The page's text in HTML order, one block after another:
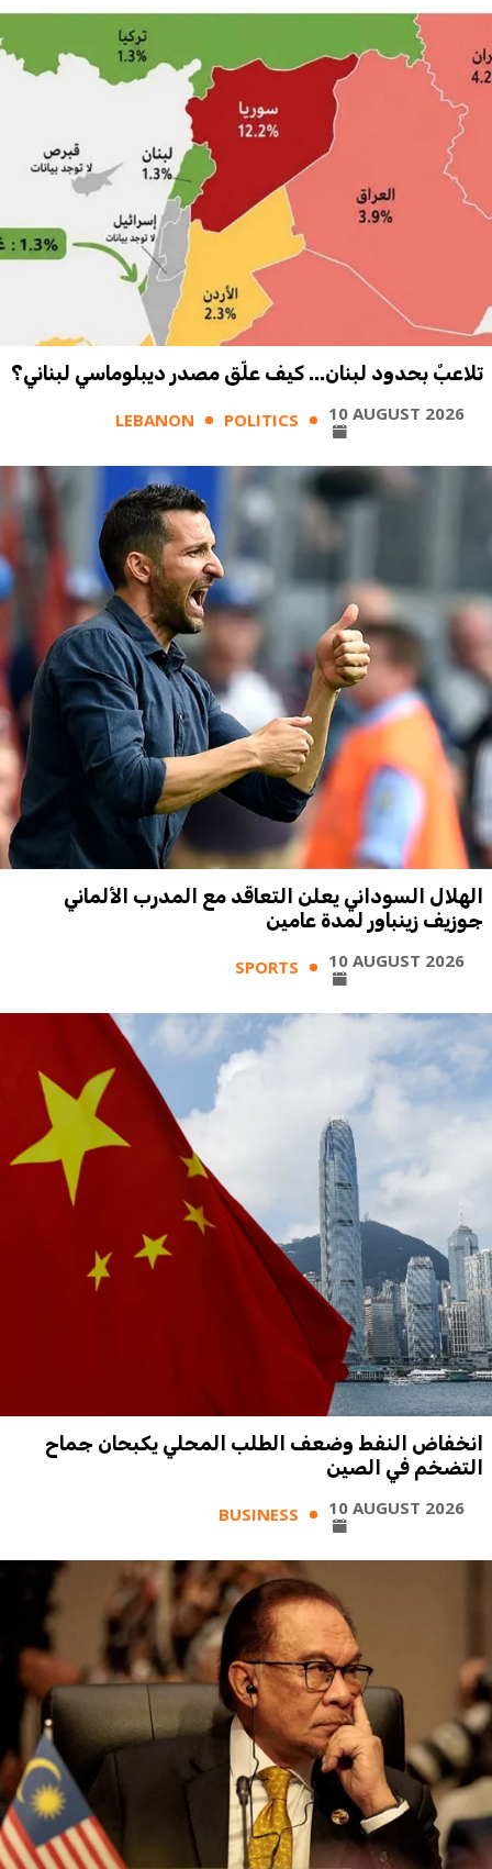
تلاعبٌ بحدود لبنان... كيف علّق مصدر ديبلوماسي لبناني؟
LEBANON POLITICS 10 AUGUST 2026
الهلال السوداني يعلن التعاقد مع المدرب الألماني
جوزيف زينباور لمدة عامين
SPORTS 10 AUGUST 2026
انخفاض النفط وضعف الطلب المحلي يكبحان جماح
التضخم في الصين
BUSINESS 10 AUGUST 2026